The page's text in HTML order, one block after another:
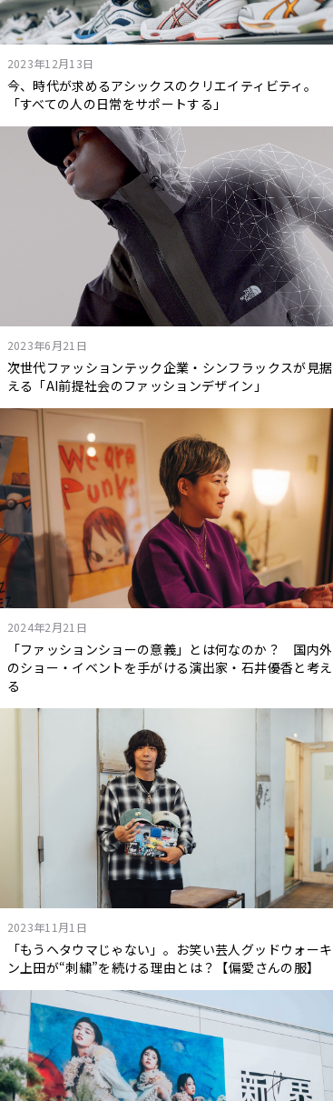
2023年12月13日
今、時代が求めるアシックスのクリエイティビティ。
「すべての人の日常をサポートする」
2023年6月21日
次世代ファッションテック企業・シンフラックスが見据
える「AI前提社会のファッションデザイン」
2024年2月21日
「ファッションショーの意義」とは何なのか？ 国内外
のショー・イベントを手がける演出家・石井優香と考え
る
2023年11月1日
「もうヘタウマじゃない」。お笑い芸人グッドウォーキ
ン上田が“刺繍”を続ける理由とは？【偏愛さんの服】